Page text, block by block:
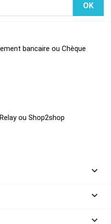
bancaire ou Chèque
ou Shop2shop


